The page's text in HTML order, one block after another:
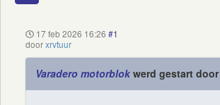
17 feb 2026 16:26 #1
doorxrvtuur
Varadero motorblok werd gestart door